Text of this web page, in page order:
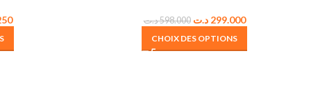
598.000د.ت 299.000 د.ت
CHOIX DES OPTIONS